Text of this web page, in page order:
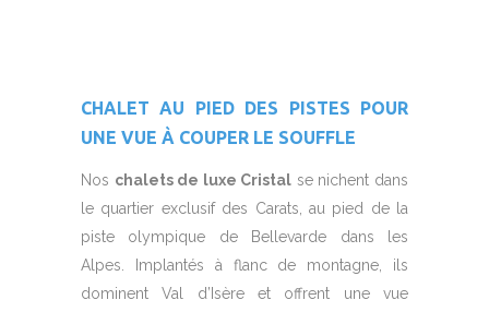
CHALET AU PIED DES PISTES POUR
UNE VUE À COUPER LE SOUFFLE
Nos chalets de luxe Cristal se nichent dans
le quartier exclusif des Carats, au pied de la
piste olympique de Bellevarde dans les
Alpes. Implantés à flanc de montagne, ils
dominentVal d’Isèreet offrent une vue